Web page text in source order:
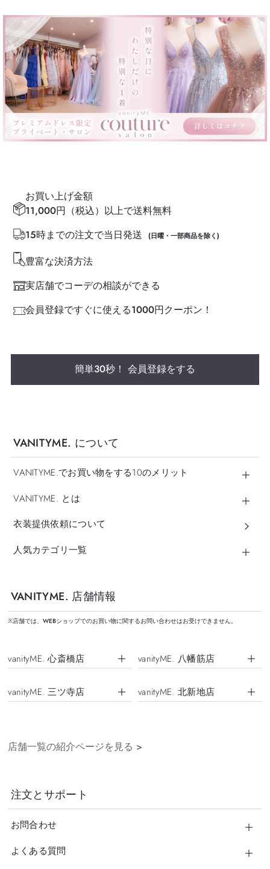
お買い上げ金額
11,000円（税込）以上で送料無料
15時までの注文で当日発送
(日曜・一部商品を除く)
豊富な決済方法
実店舗でコーデの相談ができる
会員登録ですぐに使える1000円クーポン！
簡単30秒！ 会員登録をする
VANITYME. について
VANITYME.でお買い物をする10のメリット
VANITYME. とは
衣装提供依頼について
人気カテゴリ一覧
VANITYME. 店舗情報
※店舗では、WEBショップでのお買い物に関するお問い合わせはお受けできません。
vanityME. 心斎橋店 vanityME. 八幡筋店
vanityME. 三ツ寺店 vanityME. 北新地店
店舗一覧の紹介ページを見る >
注文とサポート
お問合わせ
よくある質問